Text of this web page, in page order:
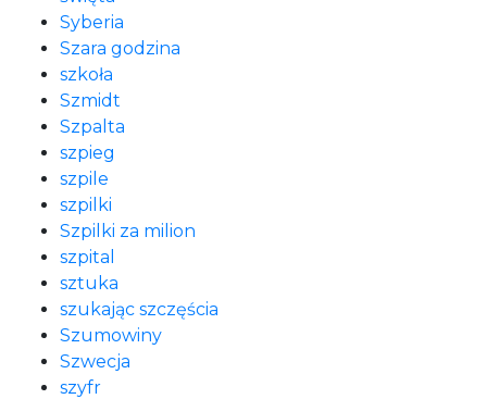
Syberia
Szara godzina
szkoła
Szmidt
Szpalta
szpieg
szpile
szpilki
Szpilki za milion
szpital
sztuka
szukając szczęścia
Szumowiny
Szwecja
szyfr